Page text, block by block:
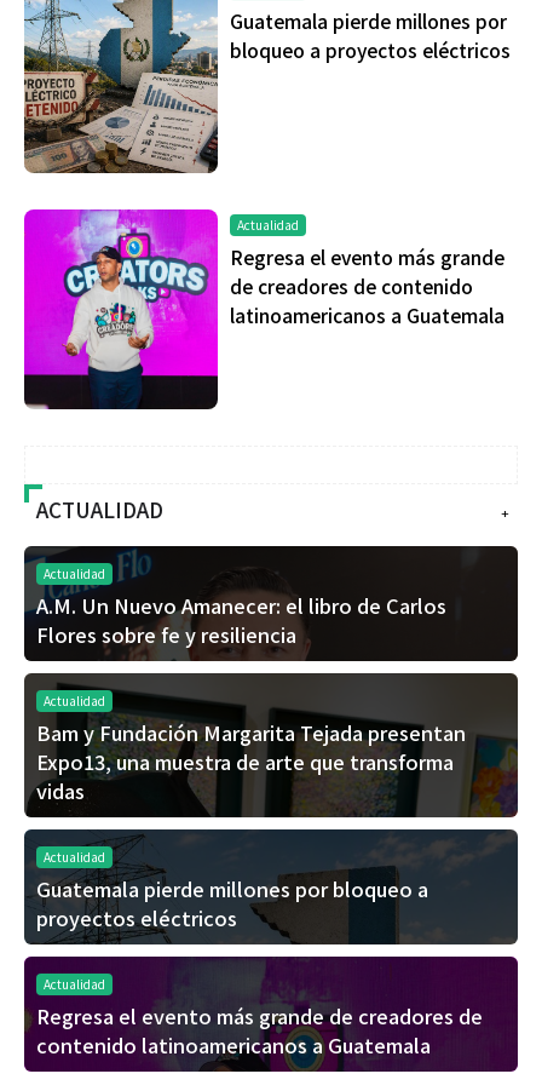
Guatemala pierde millones por
bloqueo a proyectos eléctricos
Actualidad
Regresa el evento más grande
de creadores de contenido
latinoamericanos a Guatemala
+
ACTUALIDAD
Actualidad
A.M. Un Nuevo Amanecer: el libro de Carlos
Flores sobre fe y resiliencia
Actualidad
Bam y Fundación Margarita Tejada presentan
Expo13, una muestra de arte que transforma
vidas
Actualidad
Guatemala pierde millones por bloqueo a
proyectos eléctricos
Actualidad
Regresa el evento más grande de creadores de
contenido latinoamericanos a Guatemala